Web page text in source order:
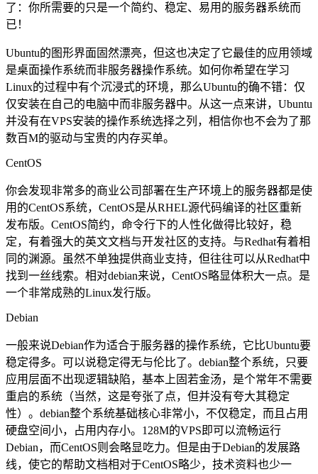
了：你所需要的只是一个简约、稳定、易用的服务器系统而
已！
Ubuntu的图形界面固然漂亮，但这也决定了它最佳的应用领域
是桌面操作系统而非服务器操作系统。如何你希望在学习
Linux的过程中有个沉浸式的环境，那么Ubuntu的确不错：仅
仅安装在自己的电脑中而非服务器中。从这一点来讲，Ubuntu
并没有在VPS安装的操作系统选择之列，相信你也不会为了那
数百M的驱动与宝贵的内存买单。
CentOS
你会发现非常多的商业公司部署在生产环境上的服务器都是使
用的CentOS系统，CentOS是从RHEL源代码编译的社区重新
发布版。CentOS简约，命令行下的人性化做得比较好，稳
定，有着强大的英文文档与开发社区的支持。与Redhat有着相
同的渊源。虽然不单独提供商业支持，但往往可以从Redhat中
找到一丝线索。相对debian来说，CentOS略显体积大一点。是
一个非常成熟的Linux发行版。
Debian
一般来说Debian作为适合于服务器的操作系统，它比Ubuntu要
稳定得多。可以说稳定得无与伦比了。debian整个系统，只要
应用层面不出现逻辑缺陷，基本上固若金汤，是个常年不需要
重启的系统（当然，这是夸张了点，但并没有夸大其稳定
性）。debian整个系统基础核心非常小，不仅稳定，而且占用
硬盘空间小，占用内存小。128M的VPS即可以流畅运行
Debian，而CentOS则会略显吃力。但是由于Debian的发展路
线，使它的帮助文档相对于CentOS略少，技术资料也少一